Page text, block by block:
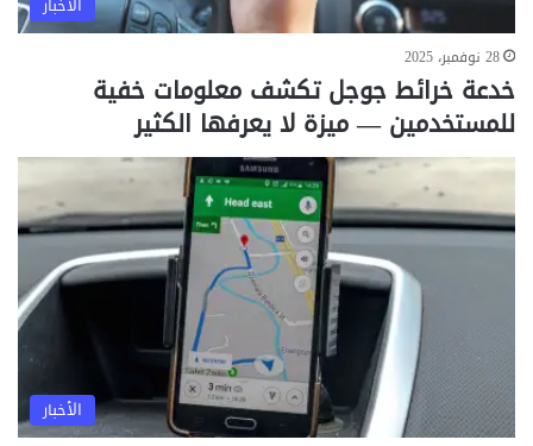
28 نوفمبر، 2025
خدعة خرائط جوجل تكشف معلومات خفية
للمستخدمين — ميزة لا يعرفها الكثير
الأخبار